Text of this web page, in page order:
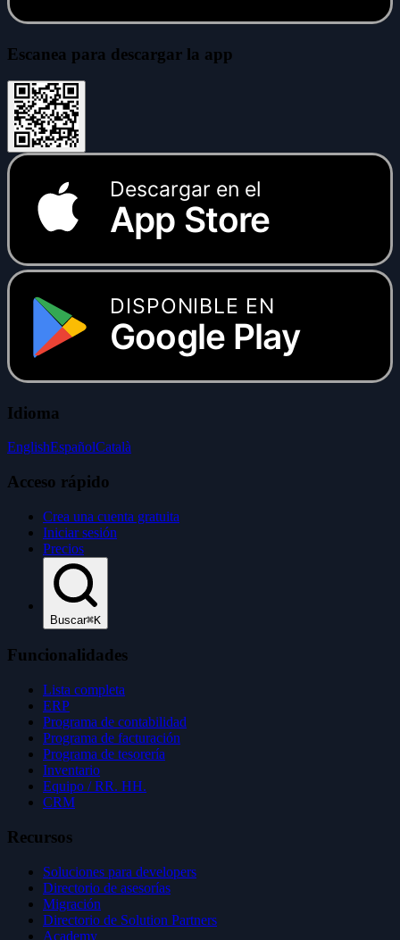
Escanea para descargar la app
Descargar en el
App Store
DISPONIBLE EN
Google Play
Idioma
EnglishEspañolCatalà
Acceso rápido
Crea una cuenta gratuita
Iniciar sesión
Precios
Buscar⌘K
Funcionalidades
Lista completa
ERP
Programa de contabilidad
Programa de facturación
Programa de tesorería
Inventario
Equipo / RR. HH.
CRM
Recursos
Soluciones para developers
Directorio de asesorías
Migración
Directorio de Solution Partners
Academy